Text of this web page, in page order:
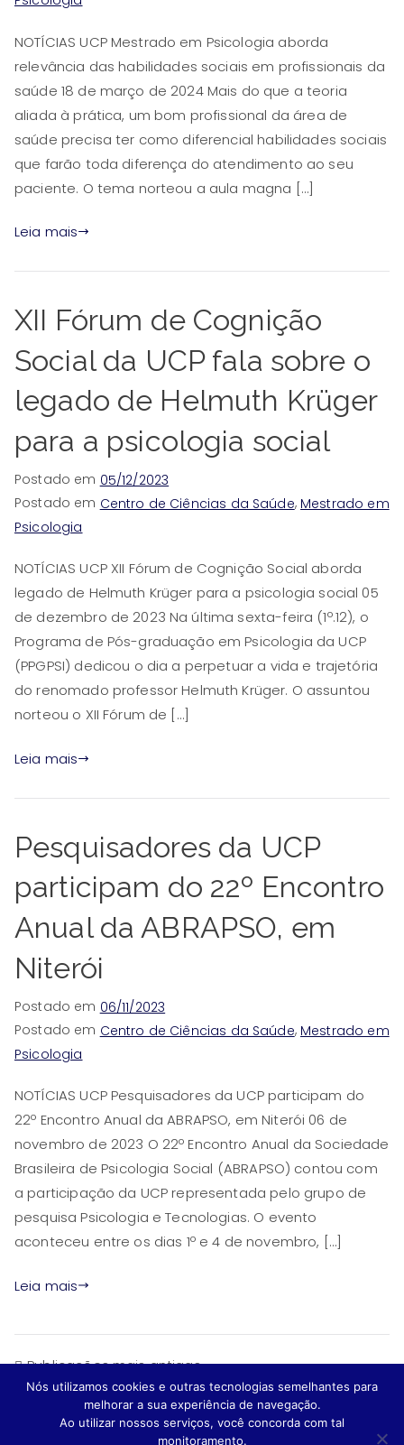
NOTÍCIAS UCP Mestrado em Psicologia aborda
relevância das habilidades sociais em profissionais da
saúde 18 de março de 2024 Mais do que a teoria
aliada à prática, um bom profissional da área de
saúde precisa ter como diferencial habilidades sociais
que farão toda diferença do atendimento ao seu
paciente. O tema norteou a aula magna […]
Leia mais
XII Fórum de Cognição
Social da UCP fala sobre o
legado de Helmuth Krüger
para a psicologia social
Postado em 05/12/2023
Postado em Centro de Ciências da Saúde, Mestrado em
Psicologia
NOTÍCIAS UCP XII Fórum de Cognição Social aborda
legado de Helmuth Krüger para a psicologia social 05
de dezembro de 2023 Na última sexta-feira (1º.12), o
Programa de Pós-graduação em Psicologia da UCP
(PPGPSI) dedicou o dia a perpetuar a vida e trajetória
do renomado professor Helmuth Krüger. O assuntou
norteou o XII Fórum de […]
Leia mais
Pesquisadores da UCP
participam do 22º Encontro
Anual da ABRAPSO, em
Niterói
Postado em 06/11/2023
Postado em Centro de Ciências da Saúde, Mestrado em
Psicologia
NOTÍCIAS UCP Pesquisadores da UCP participam do
22º Encontro Anual da ABRAPSO, em Niterói 06 de
novembro de 2023 O 22º Encontro Anual da Sociedade
Brasileira de Psicologia Social (ABRAPSO) contou com
a participação da UCP representada pelo grupo de
pesquisa Psicologia e Tecnologias. O evento
aconteceu entre os dias 1º e 4 de novembro, […]
Leia mais
Publicações mais antigas
Nós utilizamos cookies e outras tecnologias semelhantes para
melhorar a sua experiência de navegação.
Ao utilizar nossos serviços, você concorda com tal
monitoramento.